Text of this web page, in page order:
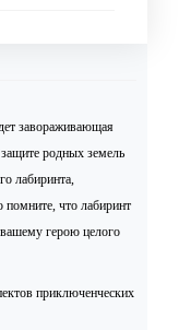
завораживающая
родных земель
лабиринта,
помните, что лабиринт
герою целого
приключенческих